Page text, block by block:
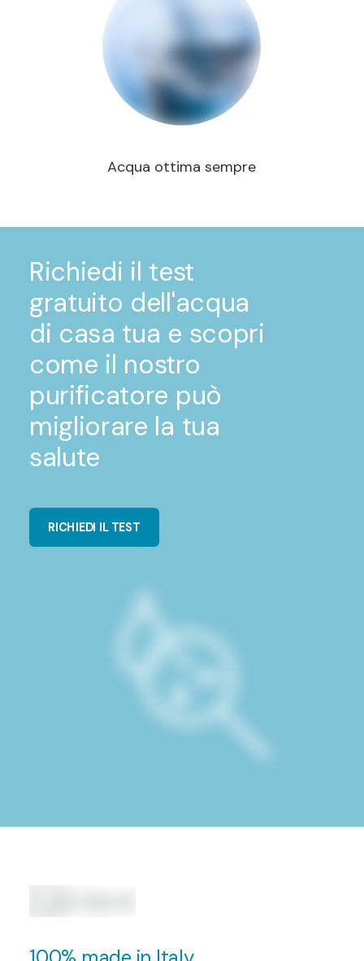
Acqua ottima sempre
Richiedi il test
gratuito dell'acqua
di casa tua e scopri
come il nostro
purificatore può
migliorare la tua
salute
RICHIEDI IL TEST